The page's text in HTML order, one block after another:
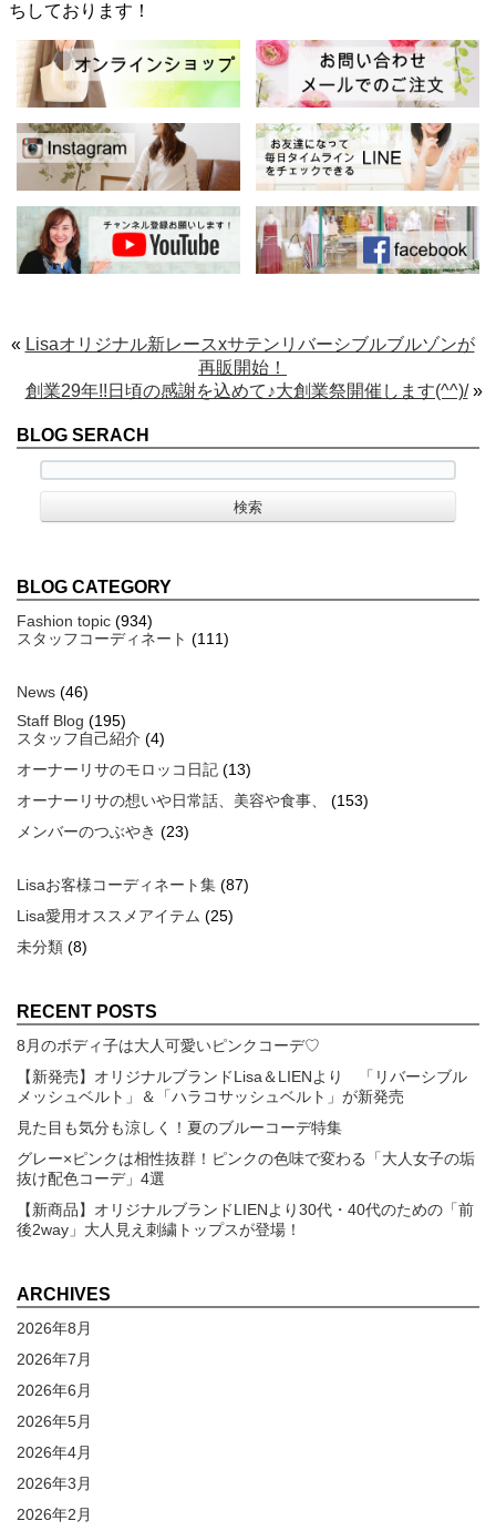
ちしております！
« Lisaオリジナル新レースxサテンリバーシブルブルゾンが
再販開始！
創業29年!!日頃の感謝を込めて♪大創業祭開催します(^^)/»
BLOG SERACH
BLOG CATEGORY
Fashion topic (934)
スタッフコーディネート (111)
News (46)
Staff Blog (195)
スタッフ自己紹介 (4)
オーナーリサのモロッコ日記 (13)
オーナーリサの想いや日常話、美容や食事、
(153)
メンバーのつぶやき (23)
Lisaお客様コーディネート集 (87)
Lisa愛用オススメアイテム (25)
未分類 (8)
RECENT POSTS
8月のボディ子は大人可愛いピンクコーデ♡
【新発売】オリジナルブランドLisa＆LIENより 「リバーシブル
メッシュベルト」＆「ハラコサッシュベルト」が新発売
見た目も気分も涼しく！夏のブルーコーデ特集
グレー×ピンクは相性抜群！ピンクの色味で変わる「大人女子の垢
抜け配色コーデ」4選
【新商品】オリジナルブランドLIENより30代・40代のための「前
後2way」大人見え刺繍トップスが登場！
ARCHIVES
2026年8月
2026年7月
2026年6月
2026年5月
2026年4月
2026年3月
2026年2月